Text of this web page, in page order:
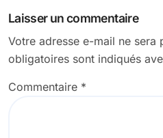
Laisser un commentaire
Votre adresse e-mail ne sera
obligatoires sont indiqués
Commentaire *